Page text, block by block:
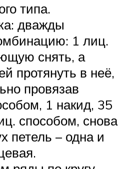
типа.
дважды
1 лиц.
снять, а
протянуть в неё,
провязав
1 накид, 35
способом, снова
петель – одна и